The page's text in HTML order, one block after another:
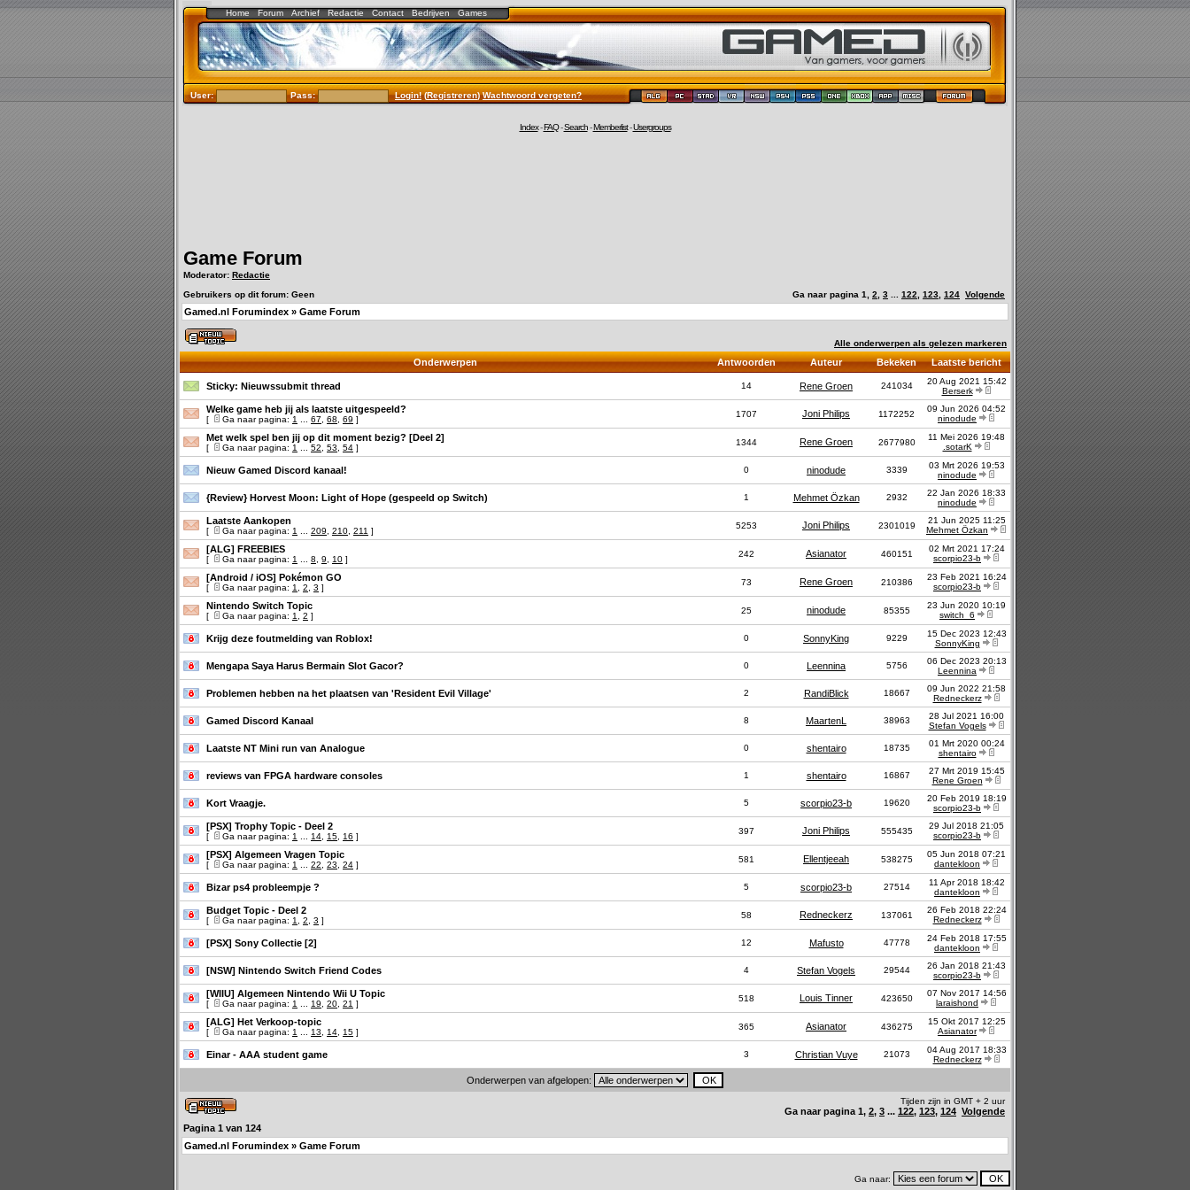
Home Forum Archief Redactie Contact Bedrijven Games
User: Pass: Login!(Registreren)Wachtwoord vergeten?
Index-FAQ-Search-Memberlist-Usergroups
Game Forum
Moderator: Redactie
Gebruikers op dit forum: Geen
Ga naar pagina 1 2 3 122 123 124 Volgende
Gamed.nl Forumindex » Game Forum
Alle onderwerpen als gelezen markeren
Onderwerpen Antwoorden Auteur Bekeken Laatste bericht
Sticky: Nieuwssubmit thread 14 Rene Groen 241034
20 Aug 2021 15:42
Berserk
Welke game heb jij als laatste uitgespeeld?
[ Ga naar pagina: 1 67 68 69 ]
1707 Joni Philips 1172252
09 Jun 2026 04:52
ninodude
Met welk spel ben jij op dit moment bezig? [Deel 2]
[ Ga naar pagina: 1 52 53 54 ]
1344 Rene Groen 2677980
11 Mei 2026 19:48
.sotarK
Nieuw Gamed Discord kanaal! 0 ninodude 3339
03 Mrt 2026 19:53
ninodude
{Review} Horvest Moon: Light of Hope (gespeeld op Switch) 1 Mehmet Özkan 2932
22 Jan 2026 18:33
ninodude
Laatste Aankopen
[ Ga naar pagina: 1 209 210 211 ]
5253 Joni Philips 2301019
21 Jun 2025 11:25
Mehmet Özkan
[ALG] FREEBIES
[ Ga naar pagina: 1 8 9 10 ]
242 Asianator 460151
02 Mrt 2021 17:24
scorpio23-b
[Android / iOS] Pokémon GO
[ Ga naar pagina: 1 2 3 ]
73 Rene Groen 210386
23 Feb 2021 16:24
scorpio23-b
Nintendo Switch Topic
[ Ga naar pagina: 1 2 ]
25 ninodude 85355
23 Jun 2020 10:19
switch_6
Krijg deze foutmelding van Roblox! 0 SonnyKing 9229
15 Dec 2023 12:43
SonnyKing
Mengapa Saya Harus Bermain Slot Gacor? 0 Leennina 5756
06 Dec 2023 20:13
Leennina
Problemen hebben na het plaatsen van 'Resident Evil Village' 2 RandiBlick 18667
09 Jun 2022 21:58
Redneckerz
Gamed Discord Kanaal 8 MaartenL 38963
28 Jul 2021 16:00
Stefan Vogels
Laatste NT Mini run van Analogue 0 shentairo 18735
01 Mrt 2020 00:24
shentairo
reviews van FPGA hardware consoles 1 shentairo 16867
27 Mrt 2019 15:45
Rene Groen
Kort Vraagje. 5 scorpio23-b 19620
20 Feb 2019 18:19
scorpio23-b
[PSX] Trophy Topic - Deel 2
[ Ga naar pagina: 1 14 15 16 ]
397 Joni Philips 555435
29 Jul 2018 21:05
scorpio23-b
[PSX] Algemeen Vragen Topic
[ Ga naar pagina: 1 22 23 24 ]
581 Ellentjeeah 538275
05 Jun 2018 07:21
dantekloon
Bizar ps4 probleempje ? 5 scorpio23-b 27514
11 Apr 2018 18:42
dantekloon
Budget Topic - Deel 2
[ Ga naar pagina: 1 2 3 ]
58 Redneckerz 137061
26 Feb 2018 22:24
Redneckerz
[PSX] Sony Collectie [2] 12 Mafusto 47778
24 Feb 2018 17:55
dantekloon
[NSW] Nintendo Switch Friend Codes 4 Stefan Vogels 29544
26 Jan 2018 21:43
scorpio23-b
[WIIU] Algemeen Nintendo Wii U Topic
[ Ga naar pagina: 1 19 20 21 ]
518 Louis Tinner 423650
07 Nov 2017 14:56
laraishond
[ALG] Het Verkoop-topic
[ Ga naar pagina: 1 13 14 15 ]
365 Asianator 436275
15 Okt 2017 12:25
Asianator
Einar - AAA student game 3 Christian Vuye 21073
04 Aug 2017 18:33
Redneckerz
Onderwerpen van afgelopen:
Tijden zijn in GMT + 2 uur
Ga naar pagina 1, 2, 3 ... 122, 123, 124 Volgende
Pagina 1 van 124
Gamed.nl Forumindex » Game Forum
Ga naar: